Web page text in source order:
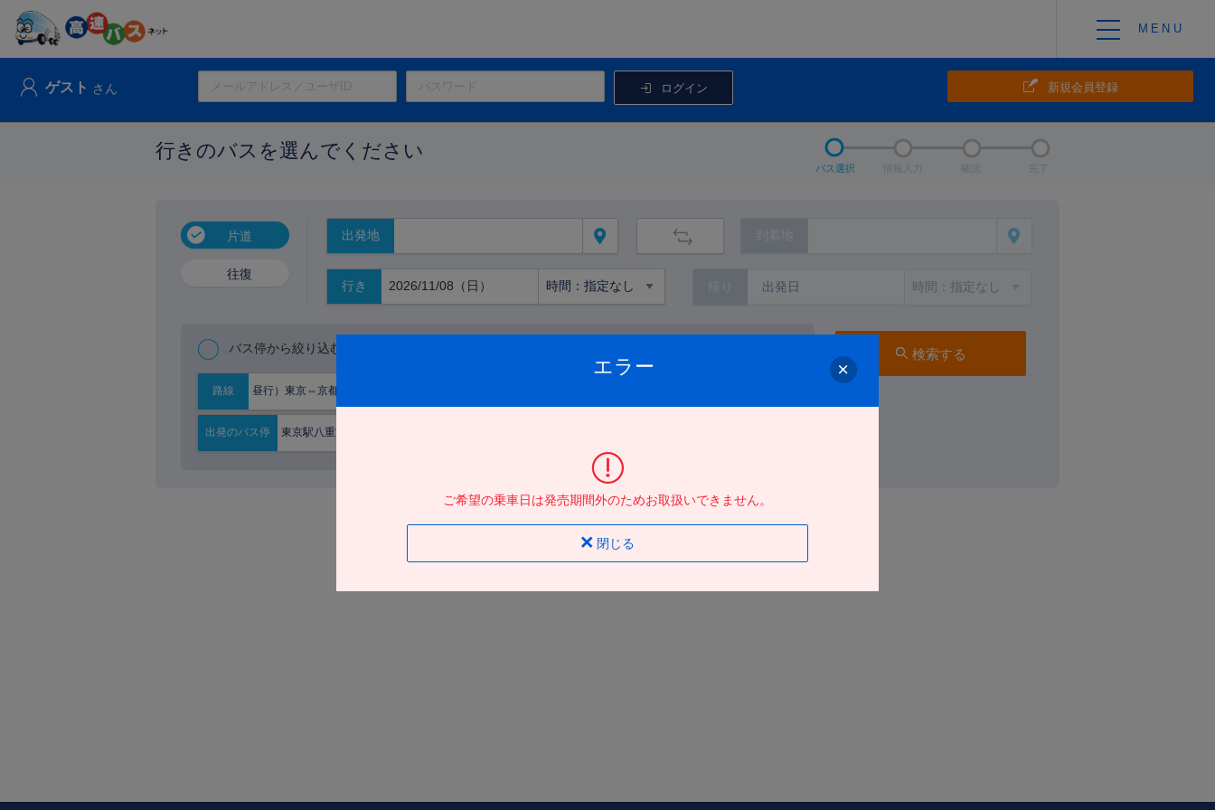
ゲスト さん ログイン 新規会員登録
行きのバスを選んでください
バス選択 確認 完了
片道
往復
出発地 到着地
行き
バス停から絞り込む
路線 昼行）東京⇔京都大阪
出発のバス停 東京駅八重洲南口
検索する
エラー
ご希望の乗車日は発売期間外のためお取扱いできません。
閉じる